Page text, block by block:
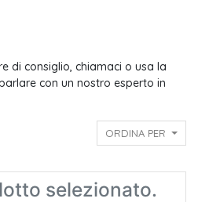
di consiglio, chiamaci o usa la
con un nostro esperto in
ORDINA PER
selezionato.